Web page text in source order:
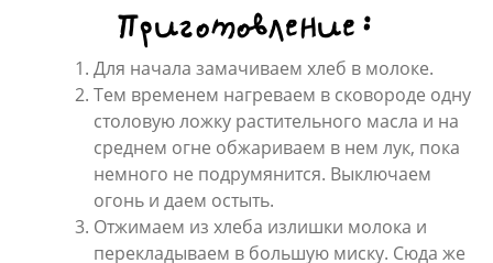
Приготовление:
Для начала замачиваем хлеб в молоке.
Тем временем нагреваем в сковороде одну
столовую ложку растительного масла и на
среднем огне обжариваем в нем лук, пока
немного не подрумянится. Выключаем
огонь и даем остыть.
Отжимаем из хлеба излишки молока и
перекладываем в большую миску. Сюда же